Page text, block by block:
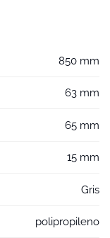
850 mm
63 mm
65 mm
15 mm
Gris
polipropileno